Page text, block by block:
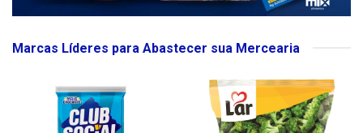
Marcas Líderes para Abastecer sua Mercearia